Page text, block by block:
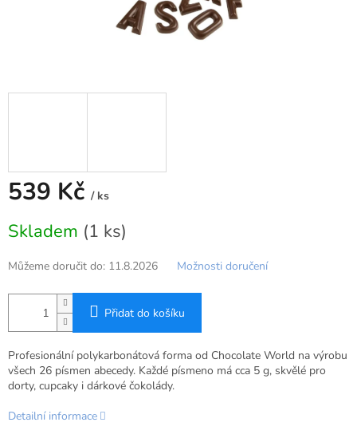
539 Kč / ks
cena:
Skladem (1 ks)
Můžeme doručit do: 11.8.2026 Možnosti doručení
Přidat do košíku
Profesionální polykarbonátová forma od Chocolate World na výrobu
všech 26 písmen abecedy. Každé písmeno má cca 5 g, skvělé pro
dorty, cupcaky i dárkové čokolády.
Detailní informace